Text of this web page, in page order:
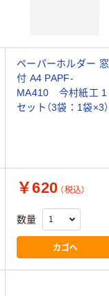
ペーパーホルダー 窓
付 A4 PAPF-
MA410 今村紙工 1
セット（3袋：1袋×3）
￥620 （税込）
数量
カゴへ